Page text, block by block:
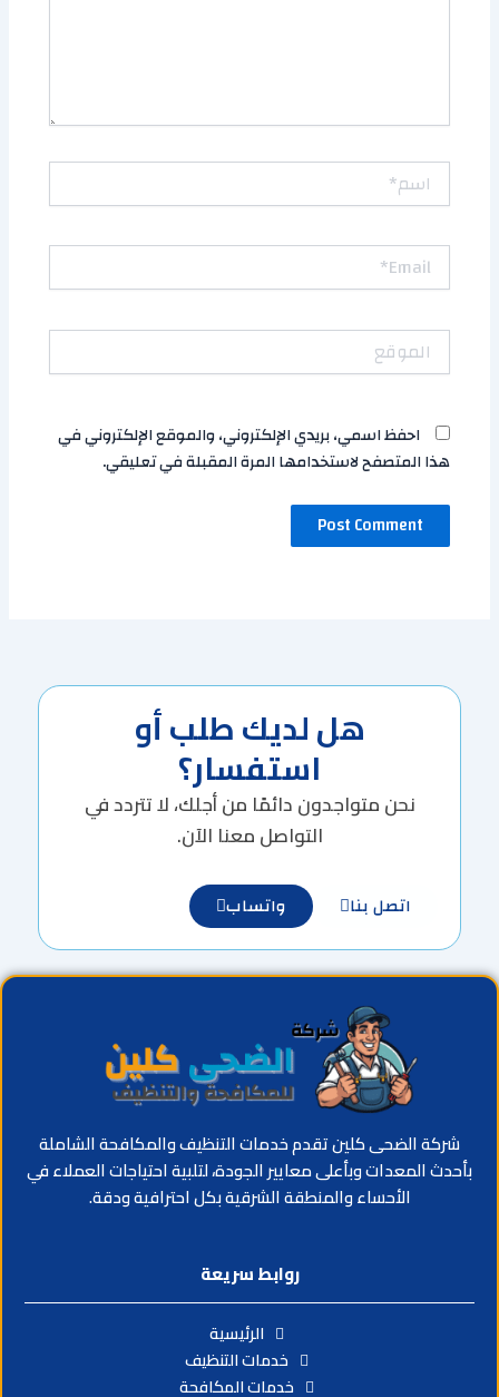
اسم*
Email*
الموقع
احفظ اسمي، بريدي الإلكتروني، والموقع الإلكتروني في
هذا المتصفح لاستخدامها المرة المقبلة في تعليقي.
هل لديك طلب أو
استفسار؟
نحن متواجدون دائمًا من أجلك، لا تتردد في
التواصل معنا الآن.
اتصل بنا واتساب
شركة الضحى كلين تقدم خدمات التنظيف والمكافحة الشاملة
بأحدث المعدات وبأعلى معايير الجودة، لتلبية احتياجات العملاء في
الأحساء والمنطقة الشرقية بكل احترافية ودقة.
روابط سريعة
الرئيسية
خدمات التنظيف
خدمات المكافحة